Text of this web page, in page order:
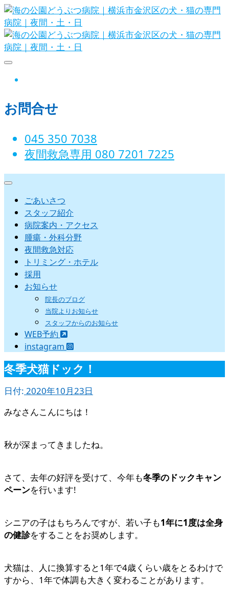
Skip
to
content
日
お問合せ
045 350 7038‬
夜間救急専用 080 7201 7225‬
ごあいさつ
スタッフ紹介
病院案内・アクセス
腫瘍・外科分野
夜間救急対応
トリミング・ホテル
採用
お知らせ
院長のブログ
当院よりお知らせ
スタッフからのお知らせ
WEB予約
instagram
冬季犬猫ドック！
日付: 2020年10月23日
みなさんこんにちは！
秋が深まってきましたね。
さて、去年の好評を受けて、今年も冬季のドックキャン
ペーンを行います!
シニアの子はもちろんですが、若い子も1年に1度は全身
の健診をすることをお奨めします。
犬猫は、人に換算すると1年で4歳くらい歳をとるわけで
すから、1年で体調も大きく変わることがあります。